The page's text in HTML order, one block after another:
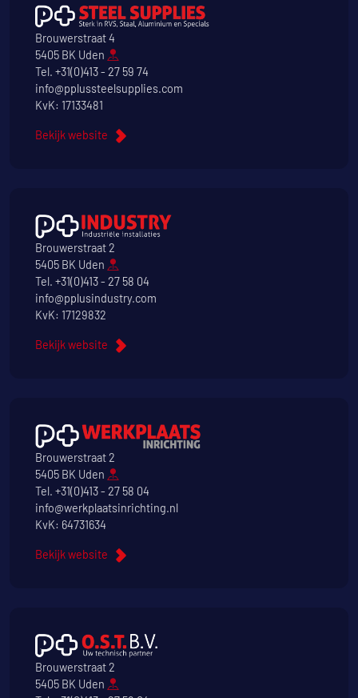
Brouwerstraat 4
5405 BK Uden
Tel. +31(0)413 - 27 59 74
info@pplussteelsupplies.com
KvK: 17133481
Bekijk website
Brouwerstraat 2
5405 BK Uden
Tel. +31(0)413 - 27 58 04
info@pplusindustry.com
KvK: 17129832
Bekijk website
Brouwerstraat 2
5405 BK Uden
Tel. +31(0)413 - 27 58 04
info@werkplaatsinrichting.nl
KvK: 64731634
Bekijk website
Brouwerstraat 2
5405 BK Uden